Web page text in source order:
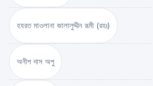
হযরত মাওলানা জালালুদ্দীন রূমী (রহঃ)
অনীশ দাস অপু